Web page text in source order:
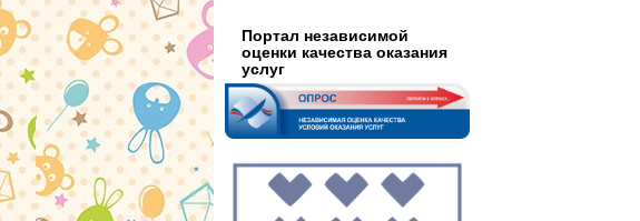
Портал независимой
оценки качества оказания
услуг